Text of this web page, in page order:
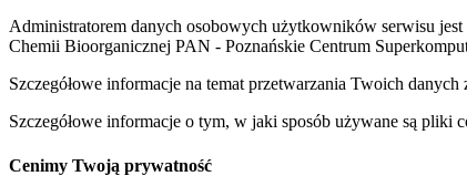
Administratorem danych osobowych użytkowników serwisu
Chemii Bioorganicznej PAN - Poznańskie Centrum
Szczegółowe informacje na temat przetwarzania Twoich danych
Szczegółowe informacje o tym, w jaki sposób używane są pliki
Cenimy Twoją prywatność